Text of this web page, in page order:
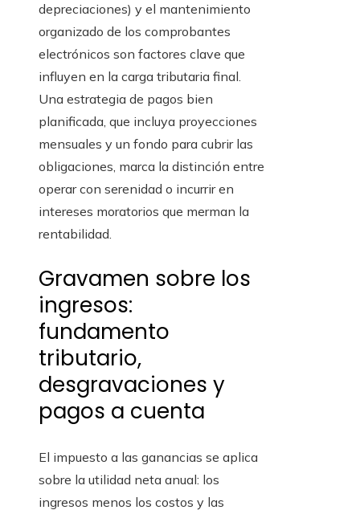
depreciaciones) y el mantenimiento
organizado de los comprobantes
electrónicos son factores clave que
influyen en la carga tributaria final.
Una estrategia de pagos bien
planificada, que incluya proyecciones
mensuales y un fondo para cubrir las
obligaciones, marca la distinción entre
operar con serenidad o incurrir en
intereses moratorios que merman la
rentabilidad.
Gravamen sobre los
ingresos:
fundamento
tributario,
desgravaciones y
pagos a cuenta
El impuesto a las ganancias se aplica
sobre la utilidad neta anual: los
ingresos menos los costos y las